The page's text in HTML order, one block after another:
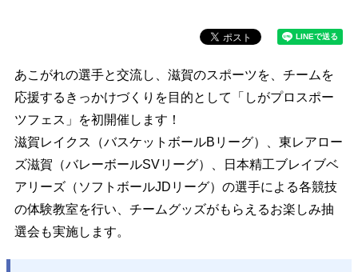
あこがれの選手と交流し、滋賀のスポーツを、チームを
応援するきっかけづくりを目的として「しがプロスポー
ツフェス」を初開催します！
滋賀レイクス（バスケットボールBリーグ）、東レアロー
ズ滋賀（バレーボールSVリーグ）、日本精工ブレイブベ
アリーズ（ソフトボールJDリーグ）の選手による各競技
の体験教室を行い、チームグッズがもらえるお楽しみ抽
選会も実施します。